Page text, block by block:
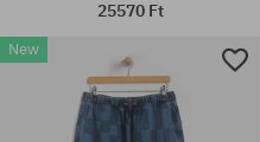
Elérhető méretek:
25570 Ft
New